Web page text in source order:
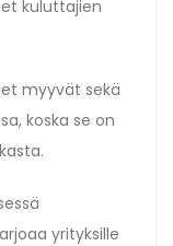
kuluttajien
myyvät sekä
koska se on
yrityksille